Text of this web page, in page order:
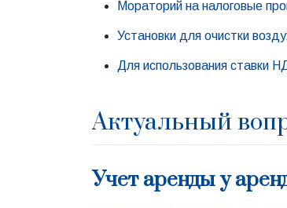
Мораторий на налоговые
Установки для очистки
Для использования ставки
Актуальный
Учет аренды у